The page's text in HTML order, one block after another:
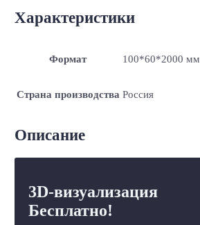
Характеристики
Формат 100*60*2000 мм
Страна производства Россия
Описание
3D-визуализация
Бесплатно!